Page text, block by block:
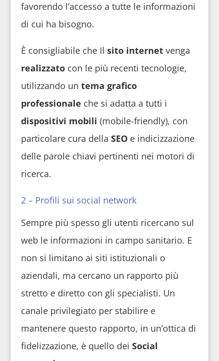
favorendo l’accesso a tutte le informazioni
di cui ha bisogno.
È consigliabile che Il sito internetvenga
realizzatocon le più recenti tecnologie,
utilizzando un tema grafico
professionale che si adatta a tutti i
dispositivi mobili (mobile-friendly), con
particolare cura della SEOe indicizzazione
delle parole chiavi pertinenti nei motori di
ricerca.
2 – Profili sui social network
Sempre più spesso gli utenti ricercano sul
web le informazioni in campo sanitario. E
non si limitano ai siti istituzionali o
aziendali, ma cercano un rapporto più
stretto e diretto con gli specialisti. Un
canale privilegiato per stabilire e
mantenere questo rapporto, in un’ottica di
fidelizzazione, è quello dei Social